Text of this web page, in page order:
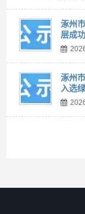
涿州
层成
涿州
入选